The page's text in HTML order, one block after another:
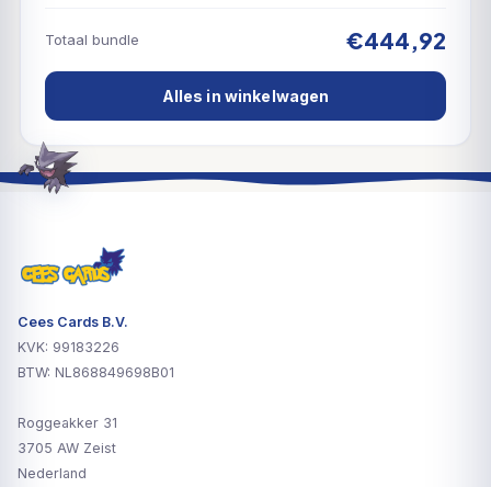
Totaal bundle €444,92
Alles in winkelwagen
Cees Cards B.V.
KVK: 99183226
BTW: NL868849698B01
Roggeakker 31
3705 AW Zeist
Nederland